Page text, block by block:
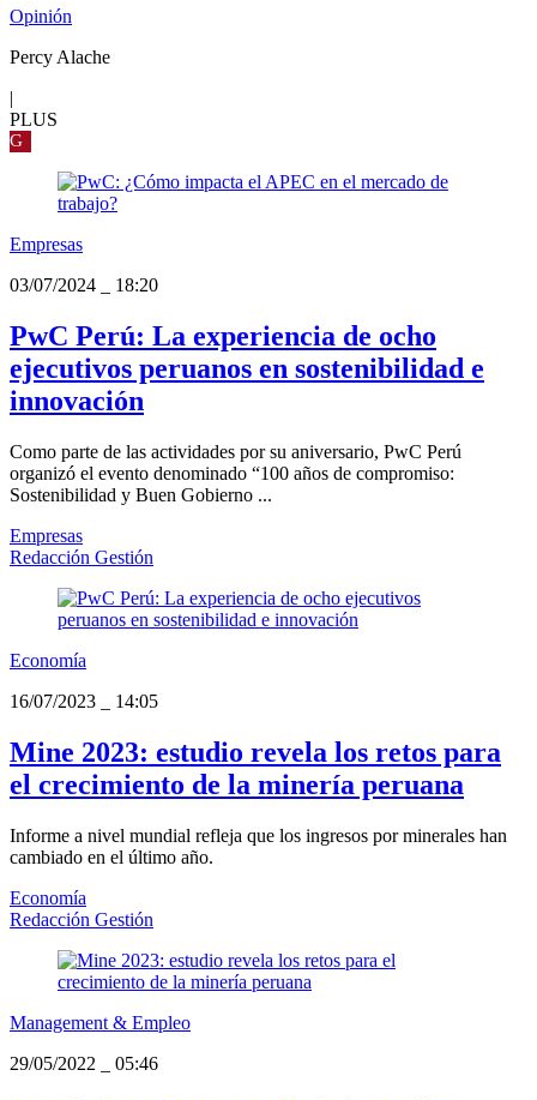
Opinión
Percy Alache
|
PLUS
G
Empresas
03/07/2024
18:20
PwC Perú: La experiencia de ocho
ejecutivos peruanos en sostenibilidad e
innovación
Como parte de las actividades por su aniversario, PwC Perú
organizó el evento denominado “100 años de compromiso:
Sostenibilidad y Buen Gobierno ...
Empresas
Redacción Gestión
Economía
16/07/2023
14:05
Mine 2023: estudio revela los retos para
el crecimiento de la minería peruana
Informe a nivel mundial refleja que los ingresos por minerales han
cambiado en el último año.
Economía
Redacción Gestión
Management & Empleo
29/05/2022
05:46